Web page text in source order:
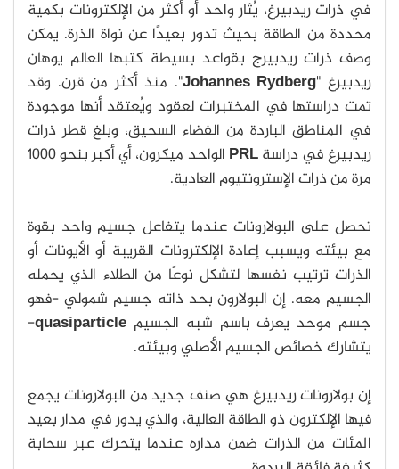
في ذرات ريدبيرغ، يُثار واحد أو أكثر من الإلكترونات بكمية
محددة من الطاقة بحيث تدور بعيدًا عن نواة الذرة. يمكن
وصف ذرات ريدبيرج بقواعد بسيطة كتبها العالم يوهان
ريدبيرغ "Johannes Rydberg". منذ أكثر من قرن. وقد
تمت دراستها في المختبرات لعقود ويُعتقد أنها موجودة
في المناطق الباردة من الفضاء السحيق، وبلغ قطر ذرات
ريدبيرغ في دراسةPRL
الواحد ميكرون، أي أكبر بنحو 1000
مرة من ذرات الإسترونتيوم العادية.
نحصل على البولارونات عندما يتفاعل جسيم واحد بقوة
مع بيئته ويسبب إعادة الإلكترونات القريبة أو الأيونات أو
الذرات ترتيب نفسها لتشكل نوعًا من الطلاء الذي يحمله
الجسيم معه. إن البولارون بحد ذاته جسيم شمولي -فهو
جسم موحد يعرف باسم شبه الجسيم quasiparticle
-
يتشارك خصائص الجسيم الأصلي وبيئته.
إن بولارونات ريدبيرغ هي صنف جديد من البولارونات يجمع
فيها الإلكترون ذو الطاقة العالية، والذي يدور في مدار بعيد
المئات من الذرات ضمن مداره عندما يتحرك عبر سحابة